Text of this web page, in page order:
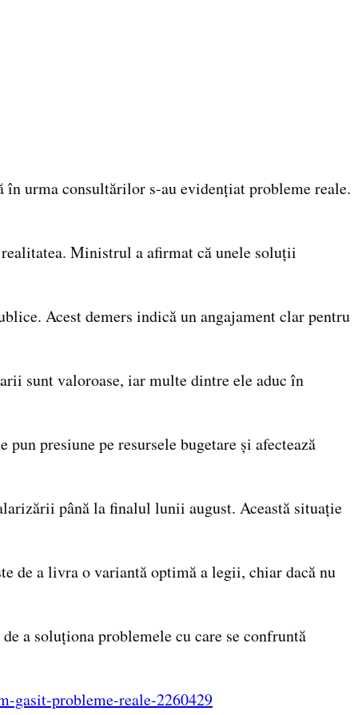
urma consultărilor s-au evidențiat probleme reale.
Ministrul a afirmat că unele soluții
Acest demers indică un angajament clar pentru
sunt valoroase, iar multe dintre ele aduc în
presiune pe resursele bugetare și afectează
până la finalul lunii august. Această situație
de a livra o variantă optimă a legii, chiar dacă nu
a soluționa problemele cu care se confruntă
gasit-probleme-reale-2260429